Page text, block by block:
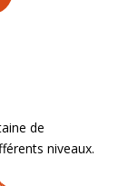
de
niveaux.